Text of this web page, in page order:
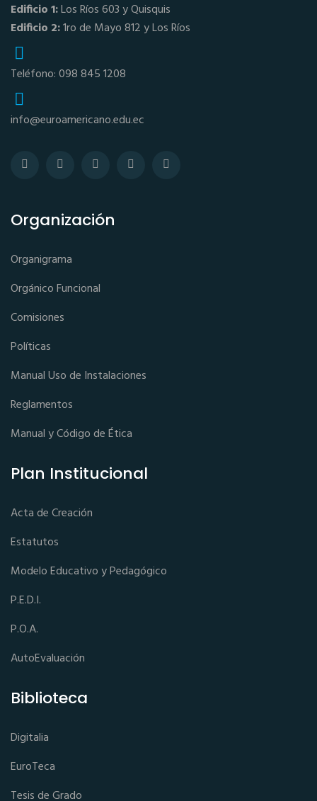
Edificio 1:Los Ríos 603 y Quisquis
Edificio 2:1ro de Mayo 812 y Los Ríos
Teléfono: 098 845 1208
info@euroamericano.edu.ec
Organización
Organigrama
Orgánico Funcional
Comisiones
Políticas
Manual Uso de Instalaciones
Reglamentos
Manual y Código de Ética
Plan Institucional
Acta de Creación
Estatutos
Modelo Educativo y Pedagógico
P.E.D.I.
P.O.A.
AutoEvaluación
Biblioteca
Digitalia
EuroTeca
Tesis de Grado